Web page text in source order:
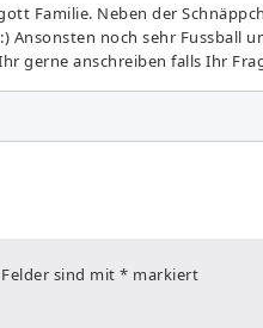
Familie. Neben der
Ansonsten noch sehr Fussball
gerne anschreiben falls Ihr
sind mit * markiert